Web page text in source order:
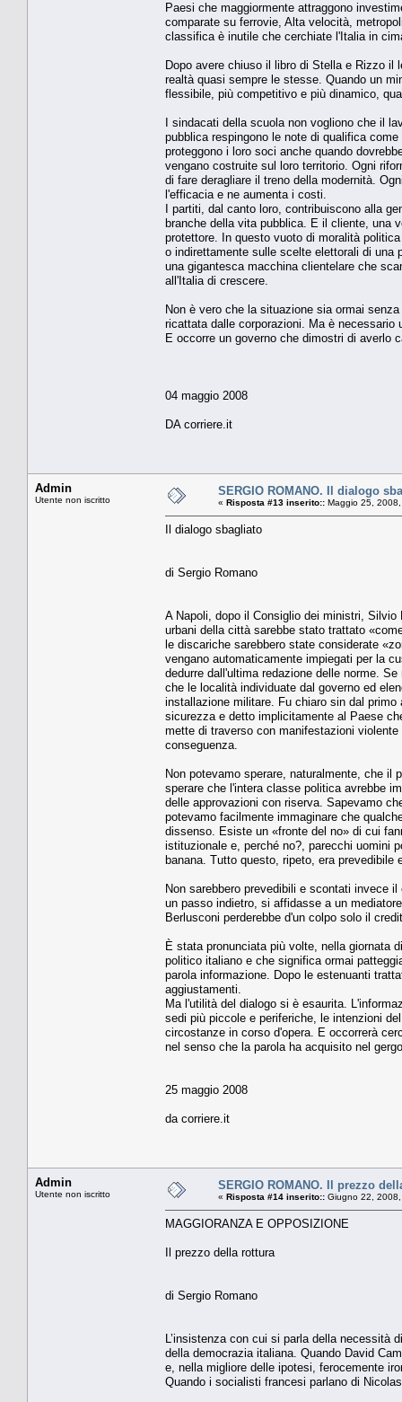
Paesi che maggiormente attraggono
comparate su ferrovie, Alta velocità,
classifica è inutile che cerchiate l'Italia in
Dopo avere chiuso il libro di Stella e Rizzo il
realtà quasi sempre le stesse. Quando un
flessibile, più competitivo e più dinamico,
I sindacati della scuola non vogliono che il
pubblica respingono le note di qualifica
proteggono i loro soci anche quando
vengano costruite sul loro territorio. Ogni
di fare deragliare il treno della modernità.
l'efficacia e ne aumenta i costi.
I partiti, dal canto loro, contribuiscono alla
branche della vita pubblica. E il cliente, una
protettore. In questo vuoto di moralità
o indirettamente sulle scelte elettorali di una
una gigantesca macchina clientelare che
all'Italia di crescere.
Non è vero che la situazione sia ormai
ricattata dalle corporazioni. Ma è
E occorre un governo che dimostri di averlo
04 maggio 2008
DA corriere.it
Admin
Utente non iscritto
SERGIO ROMANO. Il dialogo
« Risposta #13 inserito:: Maggio 25,
Il dialogo sbagliato
di Sergio Romano
A Napoli, dopo il Consiglio dei ministri,
urbani della città sarebbe stato trattato
le discariche sarebbero state considerate
vengano automaticamente impiegati per la
dedurre dall'ultima redazione delle norme.
che le località individuate dal governo ed
installazione militare. Fu chiaro sin dal
sicurezza e detto implicitamente al Paese
mette di traverso con manifestazioni
conseguenza.
Non potevamo sperare, naturalmente, che il
sperare che l'intera classe politica avrebbe
delle approvazioni con riserva. Sapevamo
potevamo facilmente immaginare che
dissenso. Esiste un «fronte del no» di cui
istituzionale e, perché no?, parecchi uomini
banana. Tutto questo, ripeto, era prevedibile
Non sarebbero prevedibili e scontati invece
un passo indietro, si affidasse a un
Berlusconi perderebbe d'un colpo solo il
È stata pronunciata più volte, nella giornata
politico italiano e che significa ormai
parola informazione. Dopo le estenuanti
aggiustamenti.
Ma l'utilità del dialogo si è esaurita.
sedi più piccole e periferiche, le intenzioni
circostanze in corso d'opera. E occorrerà
nel senso che la parola ha acquisito nel
25 maggio 2008
da corriere.it
Admin
Utente non iscritto
SERGIO ROMANO. Il prezzo
« Risposta #14 inserito:: Giugno 22,
MAGGIORANZA E OPPOSIZIONE
Il prezzo della rottura
di Sergio Romano
L’insistenza con cui si parla della necessità
della democrazia italiana. Quando David
e, nella migliore delle ipotesi, ferocemente
Quando i socialisti francesi parlano di